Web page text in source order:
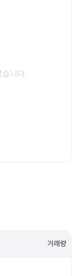
니다.
거래량